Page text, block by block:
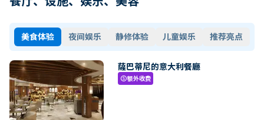
美食体验 夜间娱乐 静修体验 儿童娱乐 推荐亮点
薩巴蒂尼的意大利餐廳
paid额外收费